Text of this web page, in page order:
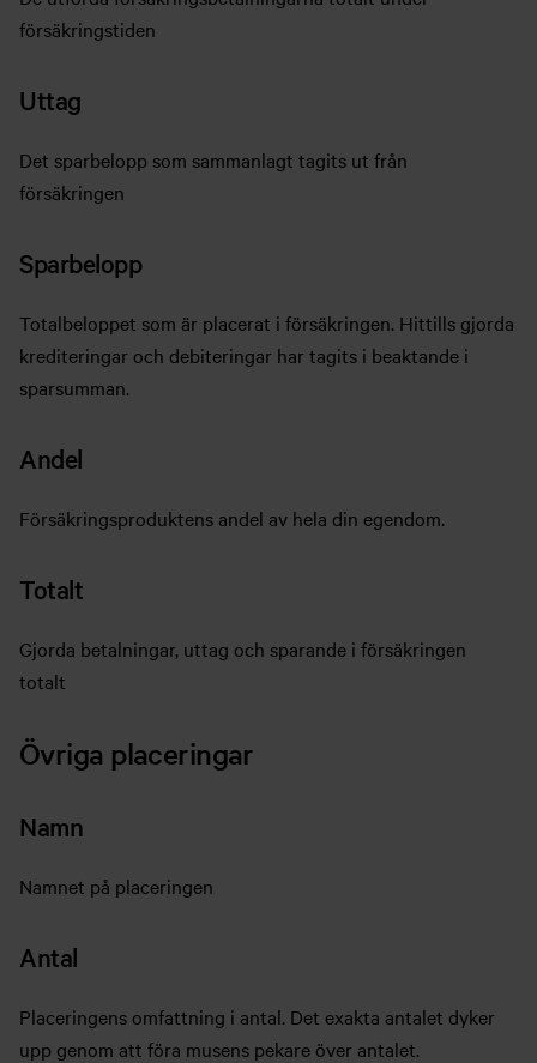
försäkringstiden
Uttag
Det sparbelopp som sammanlagt tagits ut från
försäkringen
Sparbelopp
Totalbeloppet som är placerat i försäkringen. Hittills gjorda
krediteringar och debiteringar har tagits i beaktande i
sparsumman.
Andel
Försäkringsproduktens andel av hela din egendom.
Totalt
Gjorda betalningar, uttag och sparande i försäkringen
totalt
Övriga placeringar
Namn
Namnet på placeringen
Antal
Placeringens omfattning i antal. Det exakta antalet dyker
upp genom att föra musens pekare över antalet.